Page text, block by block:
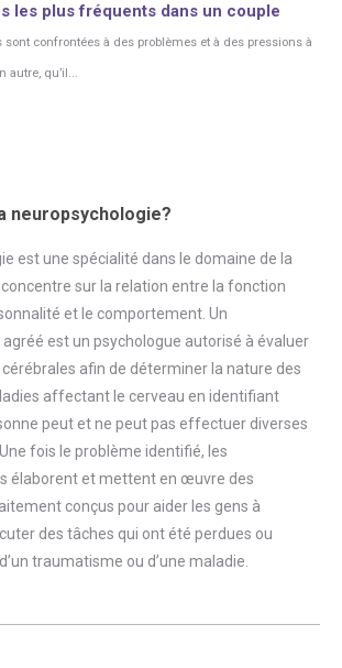
les plus fréquents dans un couple
sont confrontées à des problèmes et à des pressions à
autre, qu’il...
neuropsychologie?
est une spécialité dans le domaine de la
sur la relation entre la fonction
et le comportement. Un
est un psychologue autorisé à évaluer
afin de déterminer la nature des
affectant le cerveau en identifiant
peut et ne peut pas effectuer diverses
fois le problème identifié, les
élaborent et mettent en œuvre des
conçus pour aider les gens à
des tâches qui ont été perdues ou
traumatisme ou d’une maladie.